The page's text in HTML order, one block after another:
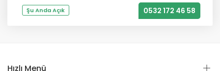
Şu Anda Açık 0532 172 46 58
Hızlı Menü